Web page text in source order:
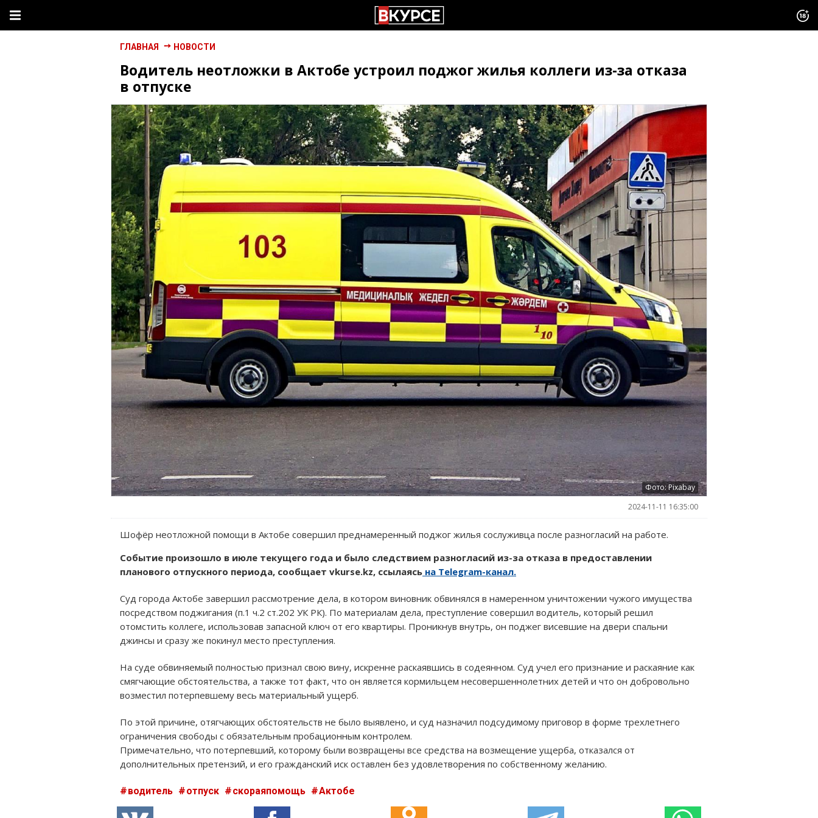
ГЛАВНАЯ НОВОСТИ
Водитель неотложки в Актобе устроил поджог жилья коллеги из-за отказа
в отпуске
Фото: Pixabay
2024-11-11 16:35:00
Шофёр неотложной помощи в Актобе совершил преднамеренный поджог жилья сослуживца после разногласий на работе.
Событие произошло в июле текущего года и было следствием разногласий из-за отказа в предоставлении
планового отпускного периода, сообщает vkurse.kz, ссылаясь на Telegram-канал.
Суд города Актобе завершил рассмотрение дела, в котором виновник обвинялся в намеренном уничтожении чужого имущества
посредством поджигания (п.1 ч.2 ст.202 УК РК). По материалам дела, преступление совершил водитель, который решил
отомстить коллеге, использовав запасной ключ от его квартиры. Проникнув внутрь, он поджег висевшие на двери спальни
джинсы и сразу же покинул место преступления.
На суде обвиняемый полностью признал свою вину, искренне раскаявшись в содеянном. Суд учел его признание и раскаяние как
смягчающие обстоятельства, а также тот факт, что он является кормильцем несовершеннолетних детей и что он добровольно
возместил потерпевшему весь материальный ущерб.
По этой причине, отягчающих обстоятельств не было выявлено, и суд назначил подсудимому приговор в форме трехлетнего
ограничения свободы с обязательным пробационным контролем.
Примечательно, что потерпевший, которому были возвращены все средства на возмещение ущерба, отказался от
дополнительных претензий, и его гражданский иск оставлен без удовлетворения по собственному желанию.
водитель отпуск скораяпомощь Актобе